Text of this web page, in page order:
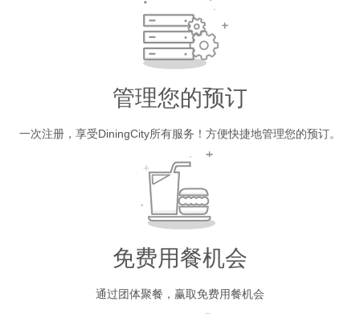
管理您的预订
一次注册，享受DiningCity所有服务！方便快捷地管理您的预订。
免费用餐机会
通过团体聚餐，赢取免费用餐机会